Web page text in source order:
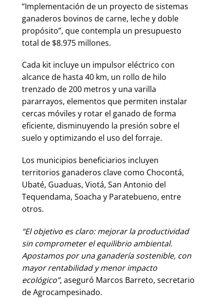
“Implementación de un proyecto de sistemas
ganaderos bovinos de carne, leche y doble
propósito”, que contempla un presupuesto
total de $8.975 millones.
Cada kit incluye un impulsor eléctrico con
alcance de hasta 40 km, un rollo de hilo
trenzado de 200 metros y una varilla
pararrayos, elementos que permiten instalar
cercas móviles y rotar el ganado de forma
eficiente, disminuyendo la presión sobre el
suelo y optimizando el uso del forraje.
Los municipios beneficiarios incluyen
territorios ganaderos clave como Chocontá,
Ubaté, Guaduas, Viotá, San Antonio del
Tequendama, Soacha y Paratebueno, entre
otros.
“El objetivo es claro: mejorar la productividad
sin comprometer el equilibrio ambiental.
Apostamos por una ganadería sostenible, con
mayor rentabilidad y menor impacto
ecológico”, aseguró Marcos Barreto, secretario
de Agrocampesinado.